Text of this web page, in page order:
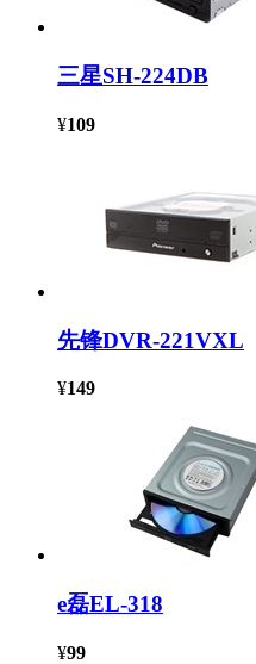
三星SH-224DB
¥109
先锋DVR-221VXL
¥149
e磊EL-318
¥99